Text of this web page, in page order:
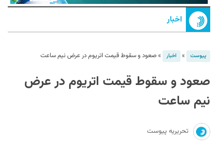
اخبار
پیوست » اخبار »صعود و سقوط قیمت اتریوم در عرض نیم ساعت
صعود و سقوط قیمت اتریوم در عرض
نیم ساعت
تحریریه پیوست